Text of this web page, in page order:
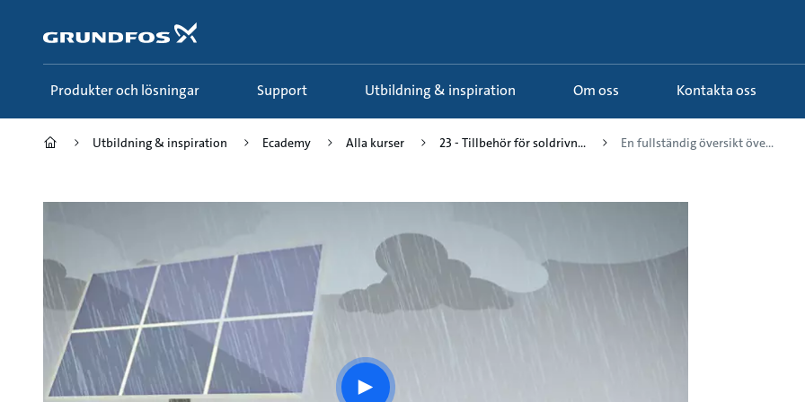
huvudinnehållet
Produkter och lösningar Support Utbildning & inspiration Om oss Kontakta oss
Utbildning & inspiration Ecademy Alla kurser 23 - Tillbehör för soldrivn... En fullständig översikt öve...
Play